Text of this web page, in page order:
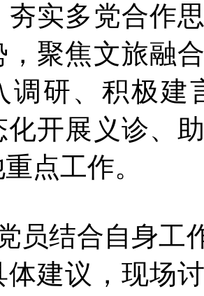
夯实多党合作
，聚焦文旅融
调研、积极建
化开展义诊、
点工作。
结合自身工
体建议，现场